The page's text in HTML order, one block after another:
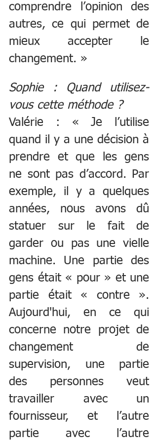
comprendre l’opinion des
autres, ce qui permet de
mieux accepter le
changement. »
Sophie : Quand utilisez-
vous cette méthode ?
Valérie : « Je l’utilise
quand il y a une décision à
prendre et que les gens
ne sont pas d’accord. Par
exemple, il y a quelques
années, nous avons dû
statuer sur le fait de
garder ou pas une vielle
machine. Une partie des
gens était « pour » et une
partie était « contre ».
Aujourd'hui, en ce qui
concerne notre projet de
changement de
supervision, une partie
des personnes veut
travailler avec un
fournisseur, et l’autre
partie avec l’autre